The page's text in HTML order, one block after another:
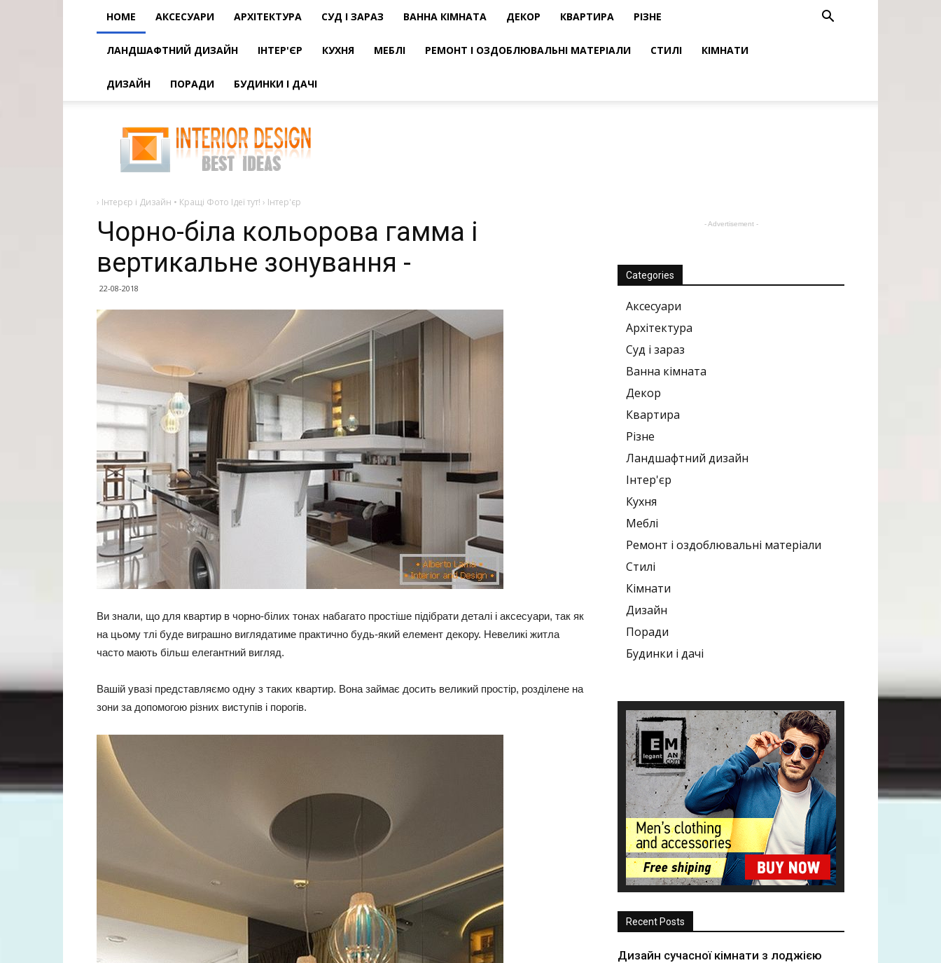
HOME АКСЕСУАРИ АРХІТЕКТУРА СУД І ЗАРАЗ ВАННА КІМНАТА ДЕКОР КВАРТИРА РІЗНЕ
ЛАНДШАФТНИЙ ДИЗАЙН ІНТЕР'ЄР КУХНЯ МЕБЛІ РЕМОНТ І ОЗДОБЛЮВАЛЬНІ МАТЕРІАЛИ СТИЛІ КІМНАТИ
ДИЗАЙН ПОРАДИ БУДИНКИ І ДАЧІ
біла
кольорова
гамма
і
вертикальне
› Інтерєр і Дизайн • Кращі Фото Ідеї тут! › Інтер'єр
Чорно-біла кольорова гамма і
вертикальне зонування -
22-08-2018
Ви знали, що для квартир в чорно-білих тонах набагато простіше підібрати деталі і аксесуари, так як
на цьому тлі буде виграшно виглядатиме практично будь-який елемент декору. Невеликі житла
часто мають більш елегантний вигляд.
Вашій увазі представляємо одну з таких квартир. Вона займає досить великий простір, розділене на
зони за допомогою різних виступів і порогів.
- Advertisement -
Categories
Аксесуари
Архітектура
Суд і зараз
Ванна кімната
Декор
Квартира
Різне
Ландшафтний дизайн
Інтер'єр
Кухня
Меблі
Ремонт і оздоблювальні матеріали
Стилі
Кімнати
Дизайн
Поради
Будинки і дачі
Recent Posts
Дизайн сучасної кімнати з лоджією